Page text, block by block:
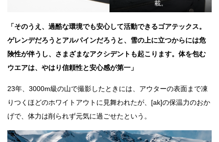
載。
「そのうえ、過酷な環境でも安心して活動できるゴアテックス。
ゲレンデだろうとアルパインだろうと、雪の上に立つからには危
険性が伴うし、さまざまなアクシデントも起こります。体を包む
ウエアは、やはり信頼性と安心感が第一」
23年、3000m級の山で撮影したときには、アウターの表面まで凍
りつくほどのホワイトアウトに見舞われたが、[ak]の保温力のおか
げで、体力は削られず元気に過ごせたという。